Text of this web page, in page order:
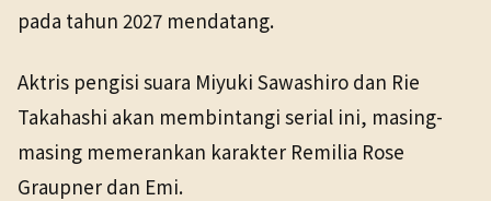
pada tahun 2027 mendatang.
Aktris pengisi suara Miyuki Sawashiro dan Rie
Takahashi akan membintangi serial ini, masing-
masing memerankan karakter Remilia Rose
Graupner dan Emi.